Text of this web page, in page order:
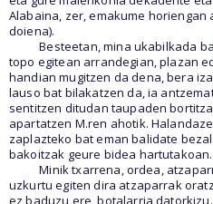
Alabaina, zer, emakume
doiena).
Besteetan, mina ukabilkada
topo egitean arrandegian, plazan
handian mugitzen da dena, bera
lauso bat bilakatzen da, ia
sentitzen ditudan taupaden
apartatzen M.ren ahotik.
zaplazteko bat eman balidate
bakoitzak geure bidea hartutakoan.
Minik txarrena, ordea,
uzkurtu egiten dira atzaparrak
ez baduzu ere, botalarria